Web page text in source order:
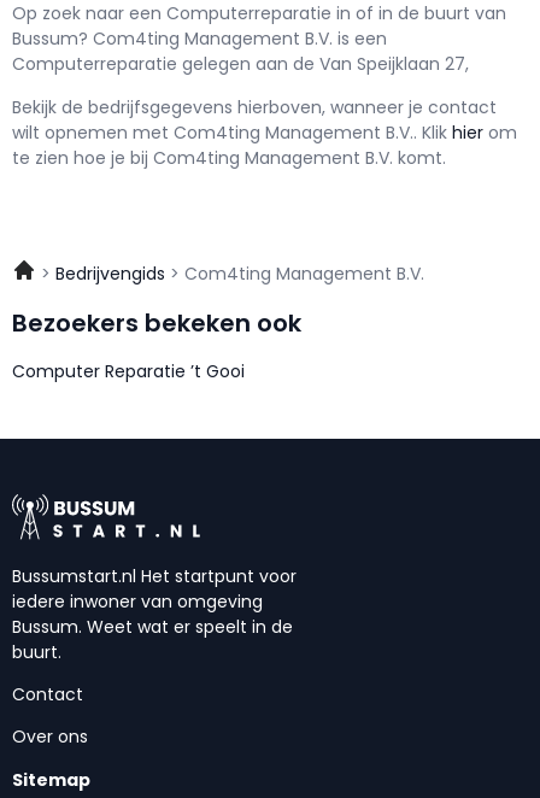
Op zoek naar een Computerreparatie in of in de buurt van
Bussum? Com4ting Management B.V. is een
Computerreparatie gelegen aan de Van Speijklaan 27,
Bekijk de bedrijfsgegevens hierboven, wanneer je contact
wilt opnemen met Com4ting Management B.V.. Klik hier om
te zien hoe je bij Com4ting Management B.V. komt.
Bedrijvengids Com4ting Management B.V.
Bezoekers bekeken ook
Computer Reparatie ’t Gooi
Bussumstart.nl Het startpunt voor
iedere inwoner van omgeving
Bussum. Weet wat er speelt in de
buurt.
Contact
Over ons
Sitemap